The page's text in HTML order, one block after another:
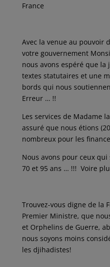
France
Avec la venue au pouvoir
votre gouvernement
nous avons espéré que
textes statutaires et une
bords qui nous
Erreur … !!
Les services de Madame
assuré que nous étions
nombreux pour les
Nous avons pour ceux
70 et 95 ans … !!! Voire
Trouvez-vous digne de la
Premier Ministre, que
et Orphelins de Guerre,
nous soyons moins
les djihadistes!